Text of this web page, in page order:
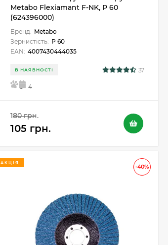
Metabo Flexiamant F-NK, P 60
(624396000)
Бренд: Metabo
Зернистість: Р 60
EAN: 4007430444035
В НАЯВНОСТІ 37
5 4
180 грн.
105 грн.
-40%
АКЦІЯ